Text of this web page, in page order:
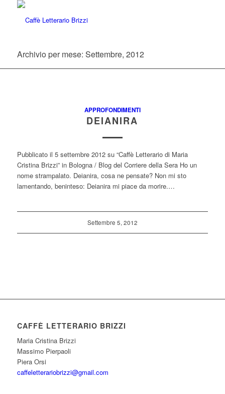
Archivio per mese: Settembre, 2012
APPROFONDIMENTI
DEIANIRA
Pubblicato il 5 settembre 2012 su “Caffè Letterario di Maria
Cristina Brizzi” in Bologna / Blog del Corriere della Sera Ho un
nome strampalato. Deianira, cosa ne pensate? Non mi sto
lamentando, beninteso: Deianira mi piace da morire.…
Settembre 5, 2012
CAFFÈ LETTERARIO BRIZZI
Maria Cristina Brizzi
Massimo Pierpaoli
Piera Orsi
caffeletterariobrizzi@gmail.com